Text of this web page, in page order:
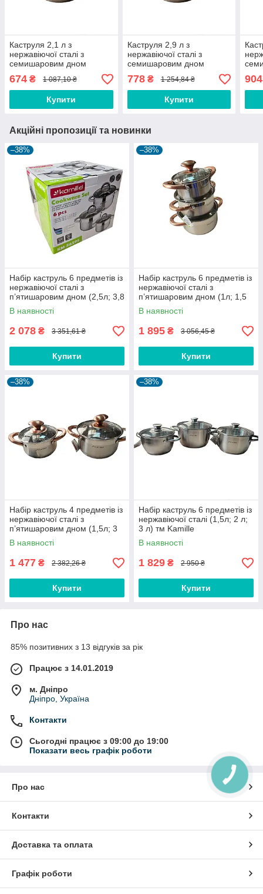
Каструля 2,1 л з
нержавіючої сталі з
семишаровим дном
(Ǿ16*10,5 см) тм Kamille
674 ₴ 1 087,10 ₴
Купити
Каструля 2,9 л з
нержавіючої сталі з
семишаровим дном
(Ǿ18*11,5 см) тм Kamille
778₴ 1 254,84 ₴
Купити
904
Акційні пропозиції та новинки
–38%
Набір каструль 6 предметів із
нержавіючої сталі з
п’ятишаровим дном (2,5л; 3,8
л; 6,5 л) тм Kamille
В наявності
2 078 ₴ 3 351,61 ₴
Купити
–38%
Набір каструль 6 предметів із
нержавіючої сталі з
п’ятишаровим дном (1л; 1,5
л; 2 л) тм Kamille
В наявності
1 895 ₴ 3 056,45 ₴
Купити
–38%
Набір каструль 4 предметів із
нержавіючої сталі з
п’ятишаровим дном (1,5л; 3
л) тм Kamille
В наявності
1 477 ₴ 2 382,26 ₴
Купити
–38%
Набір каструль 6 предметів із
нержавіючої сталі (1,5л; 2 л;
3 л) тм Kamille
В наявності
1 829 ₴ 2 950 ₴
Купити
Про нас
85% позитивних з 13 відгуків за рік
Працює з 14.01.2019
м. Дніпро
Дніпро, Україна
Контакти
Сьогодні працює з 09:00 до 19:00
Показати весь графік роботи
Про нас
Контакти
Доставка та оплата
Графік роботи
КНОПКА
ЗВ'ЯЗКУ